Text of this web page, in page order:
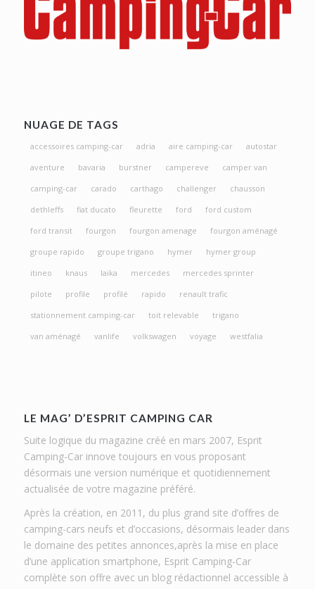
NUAGE DE TAGS
accessoires camping-car adria aire camping-car
autostar
aventure
bavaria burstner campereve
camper van
camping-car
carado carthago challenger
chausson
dethleffs
fiat ducato fleurette ford
ford custom
ford transit
fourgon fourgon amenage
fourgon aménagé
groupe rapido
groupe trigano hymer
hymer group
itineo
knaus laika mercedes
mercedes sprinter
pilote
profile profilé rapido
renault trafic
stationnement camping-car
toit relevable
trigano
van aménagé
vanlife volkswagen voyage westfalia
LE MAG’ D’ESPRIT CAMPING CAR
Suite logique du magazine créé en mars 2007, Esprit
Camping-Car innove toujours en vous proposant
désormais une version numérique et quotidiennement
actualisée de votre magazine préféré.
Après la création, en 2011, du plus grand site d’offres de
camping-cars neufs et d’occasions, désormais leader dans
le domaine des petites annonces,après la mise en place
d’une application smartphone, Esprit Camping-Car
complète son offre avec un blog rédactionnel accessible à